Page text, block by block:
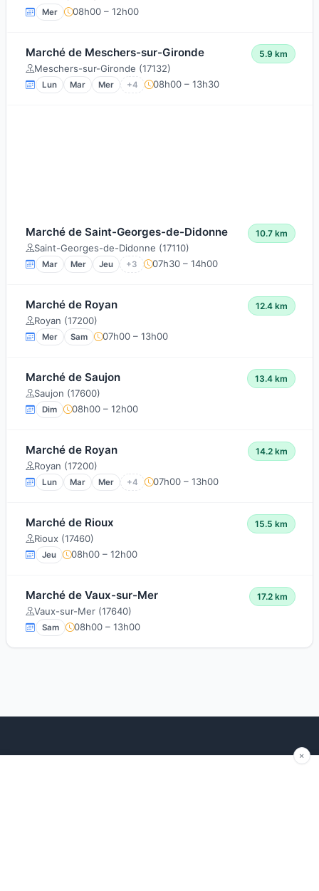
Mer 08h00 – 12h00
Marché de Meschers-sur-Gironde
Meschers-sur-Gironde (17132)
5.9 km
Lun Mar Mer +4 08h00 – 13h30
Marché de Saint-Georges-de-Didonne
Saint-Georges-de-Didonne (17110)
10.7 km
Mar Mer Jeu +3 07h30 – 14h00
Marché de Royan
Royan (17200)
12.4 km
Mer Sam 07h00 – 13h00
Marché de Saujon
Saujon (17600)
13.4 km
Dim 08h00 – 12h00
Marché de Royan
Royan (17200)
14.2 km
Lun Mar Mer +4 07h00 – 13h00
Marché de Rioux
Rioux (17460)
15.5 km
Jeu 08h00 – 12h00
Marché de Vaux-sur-Mer
Vaux-sur-Mer (17640)
17.2 km
Sam 08h00 – 13h00
Explorer Blog